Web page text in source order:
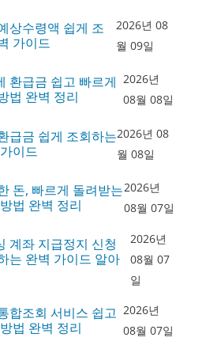
상수령액 쉽게 조
가이드
2026년 08
월 09일
환급금 쉽고 빠르게
법 완벽 정리
2026년
08월 08일
급금 쉽게 조회하는
이드
2026년 08
월 08일
돈, 빠르게 돌려받는
법 완벽 정리
2026년
08월 07일
계좌 지급정지 신청
는 완벽 가이드 알아
2026년
08월 07
일
합조회 서비스 쉽고
법 완벽 정리
2026년
08월 07일